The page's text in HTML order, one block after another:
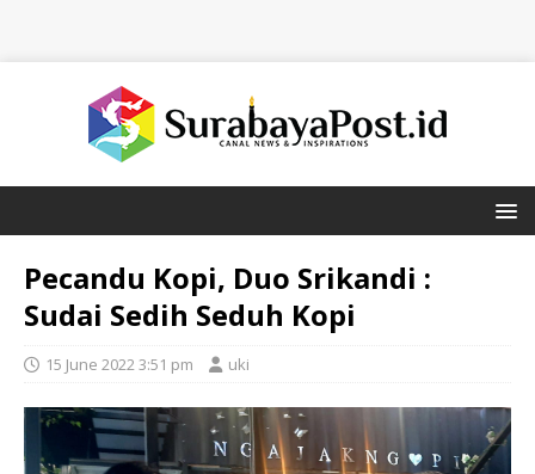
Pecandu Kopi, Duo Srikandi :
Sudai Sedih Seduh Kopi
15 June 2022 3:51 pm uki